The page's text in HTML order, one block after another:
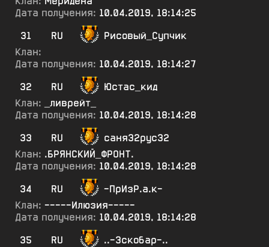
Дата получения: 10.04.2019, 18:14:25
31
RU
Рисовый_Супчик
Клан:
Дата получения: 10.04.2019, 18:14:27
32
RU
Юстас_кид
Клан:
_ливрейт_
Дата получения: 10.04.2019, 18:14:28
33
RU
саня32рус32
Клан: .БРЯНСКИЙ_ФРОНТ.
Дата получения: 10.04.2019, 18:14:28
34
RU
-ПрИзР.а.к-
Клан: -----Илюзия-----
Дата получения: 10.04.2019, 18:14:28
35
RU
..-3скобар-..